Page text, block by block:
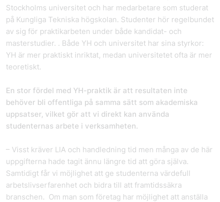
Stockholms universitet och har medarbetare som studerat
på Kungliga Tekniska högskolan. Studenter hör regelbundet
av sig för praktikarbeten under både kandidat- och
masterstudier. . Både YH och universitet har sina styrkor:
YH är mer praktiskt inriktat, medan universitetet ofta är mer
teoretiskt.
En stor fördel med YH-praktik är att resultaten inte
behöver bli offentliga på samma sätt som akademiska
uppsatser, vilket gör att vi direkt kan använda
studenternas arbete i verksamheten.
– Visst kräver LIA och handledning tid men många av de här
uppgifterna hade tagit ännu längre tid att göra själva.
Samtidigt får vi möjlighet att ge studenterna värdefull
arbetslivserfarenhet och bidra till att framtidssäkra
branschen. Om man som företag har möjlighet att anställa